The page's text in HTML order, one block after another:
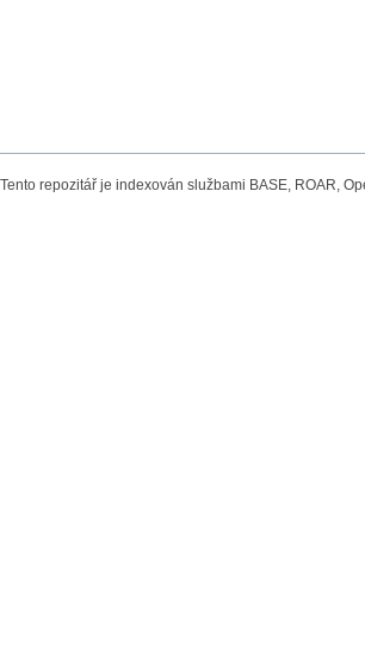
Tento repozitář je indexován službami BASE, ROAR,